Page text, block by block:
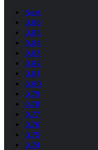
Next
0.86
0.85
0.84
0.83
0.82
0.81
0.80
0.79
0.78
0.77
0.76
0.75
0.74